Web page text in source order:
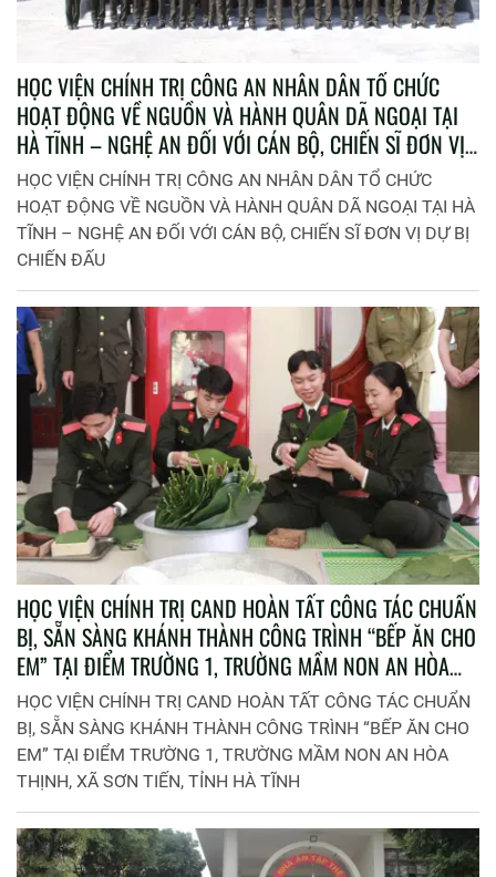
HỌC VIỆN CHÍNH TRỊ CÔNG AN NHÂN DÂN TỔ CHỨC
HOẠT ĐỘNG VỀ NGUỒN VÀ HÀNH QUÂN DÃ NGOẠI TẠI
HÀ TĨNH – NGHỆ AN ĐỐI VỚI CÁN BỘ, CHIẾN SĨ ĐƠN VỊ
DỰ BỊ CHIẾN ĐẤU
HỌC VIỆN CHÍNH TRỊ CÔNG AN NHÂN DÂN TỔ CHỨC
HOẠT ĐỘNG VỀ NGUỒN VÀ HÀNH QUÂN DÃ NGOẠI TẠI HÀ
TĨNH – NGHỆ AN ĐỐI VỚI CÁN BỘ, CHIẾN SĨ ĐƠN VỊ DỰ BỊ
CHIẾN ĐẤU
HỌC VIỆN CHÍNH TRỊ CAND HOÀN TẤT CÔNG TÁC CHUẨN
BỊ, SẴN SÀNG KHÁNH THÀNH CÔNG TRÌNH “BẾP ĂN CHO
EM” TẠI ĐIỂM TRƯỜNG 1, TRƯỜNG MẦM NON AN HÒA
THỊNH, XÃ SƠN TIẾN, TỈNH HÀ TĨNH
HỌC VIỆN CHÍNH TRỊ CAND HOÀN TẤT CÔNG TÁC CHUẨN
BỊ, SẴN SÀNG KHÁNH THÀNH CÔNG TRÌNH “BẾP ĂN CHO
EM” TẠI ĐIỂM TRƯỜNG 1, TRƯỜNG MẦM NON AN HÒA
THỊNH, XÃ SƠN TIẾN, TỈNH HÀ TĨNH